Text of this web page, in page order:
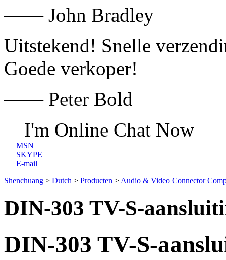
—— John Bradley
Uitstekend! Snelle
Goede verkoper!
—— Peter Bold
I'm Online Chat Now
MSN
SKYPE
E-mail
Shenchuang > Dutch > Producten > Audio & Video Connector
DIN-303 TV-S-
DIN-303 TV-S-